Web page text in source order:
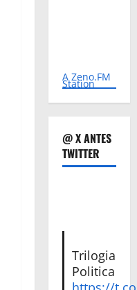
A Zeno.FM
Station
@ X ANTES
TWITTER
Trilogia
Politica